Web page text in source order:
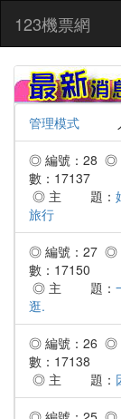
123機票網
管理模式 人
◎ 編號：28 ◎
數：17137
◎ 主 題：
旅行
◎ 編號：27 ◎
數：17150
◎ 主 題：
逛.
◎ 編號：26 ◎
數：17138
◎ 主 題：